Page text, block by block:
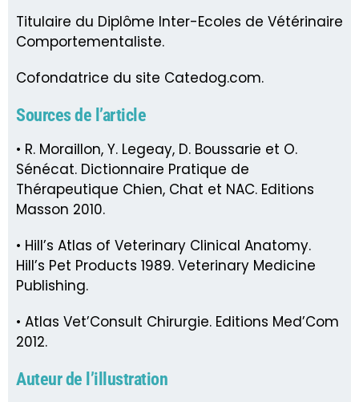
Titulaire du Diplôme Inter-Ecoles de Vétérinaire
Comportementaliste.
Cofondatrice du site Catedog.com.
Sources de l’article
• R. Moraillon, Y. Legeay, D. Boussarie et O.
Sénécat. Dictionnaire Pratique de
Thérapeutique Chien, Chat et NAC. Editions
Masson 2010.
• Hill’s Atlas of Veterinary Clinical Anatomy.
Hill’s Pet Products 1989. Veterinary Medicine
Publishing.
• Atlas Vet’Consult Chirurgie. Editions Med’Com
2012.
Auteur de l’illustration